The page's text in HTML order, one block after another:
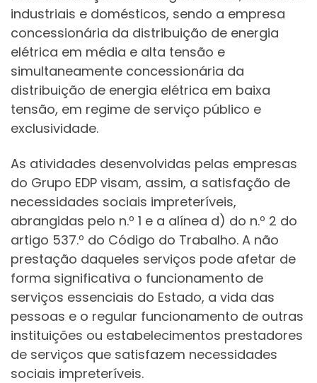
industriais e domésticos, sendo a empresa
concessionária da distribuição de energia
elétrica em média e alta tensão e
simultaneamente concessionária da
distribuição de energia elétrica em baixa
tensão, em regime de serviço público e
exclusividade.
As atividades desenvolvidas pelas empresas
do Grupo EDP visam, assim, a satisfação de
necessidades sociais impreteríveis,
abrangidas pelo n.º 1 e a alínea d) do n.º 2 do
artigo 537.º do Código do Trabalho. A não
prestação daqueles serviços pode afetar de
forma significativa o funcionamento de
serviços essenciais do Estado, a vida das
pessoas e o regular funcionamento de outras
instituições ou estabelecimentos prestadores
de serviços que satisfazem necessidades
sociais impreteríveis.